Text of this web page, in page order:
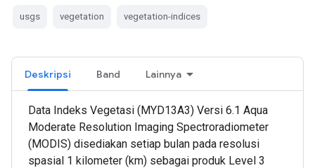
usgs vegetation vegetation-indices
Deskripsi Band Lainnya
Data Indeks Vegetasi (MYD13A3) Versi 6.1 Aqua
Moderate Resolution Imaging Spectroradiometer
(MODIS) disediakan setiap bulan pada resolusi
spasial 1 kilometer (km) sebagai produk Level 3